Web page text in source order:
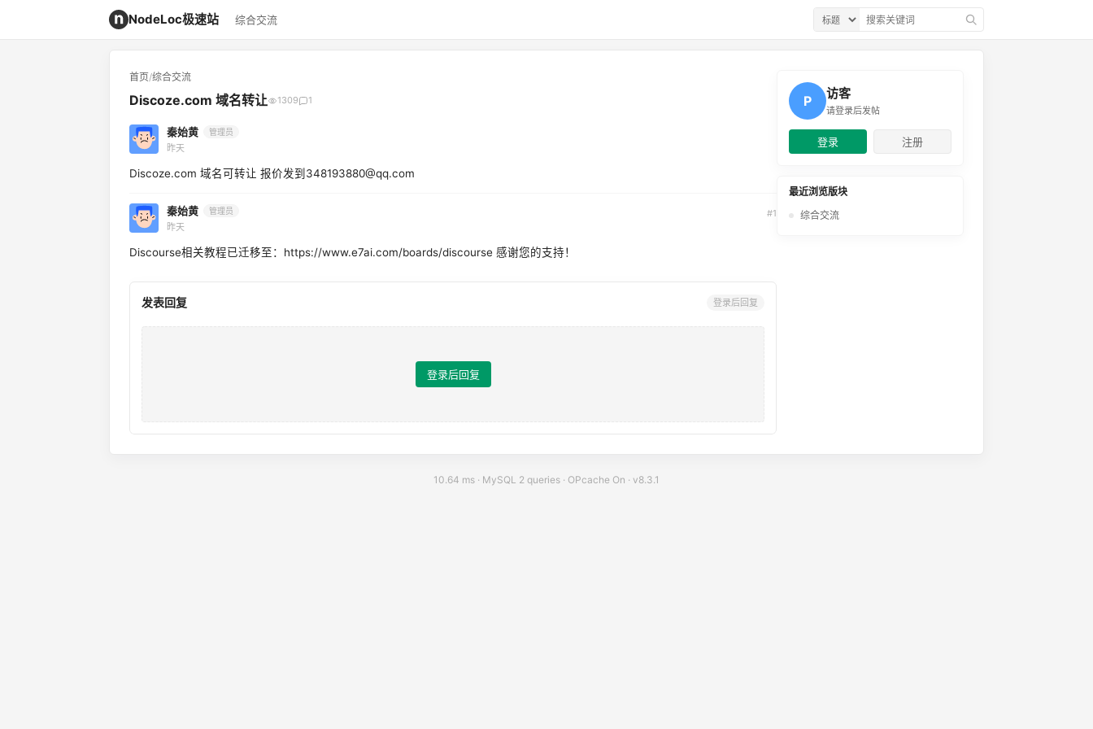
NodeLoc极速站 综合交流
首页/综合交流
Discoze.com 域名转让 1309 1
秦始黄 管理员
昨天
Discoze.com 域名可转让 报价发到348193880@qq.com
秦始黄 管理员
#1
昨天
Discourse相关教程已迁移至：https://www.e7ai.com/boards/discourse 感谢您的支持！
发表回复 登录后回复
登录后回复
P 访客
请登录后发帖
登录 注册
最近浏览版块
综合交流
10.64 ms · MySQL 2 queries · OPcache On · v8.3.1